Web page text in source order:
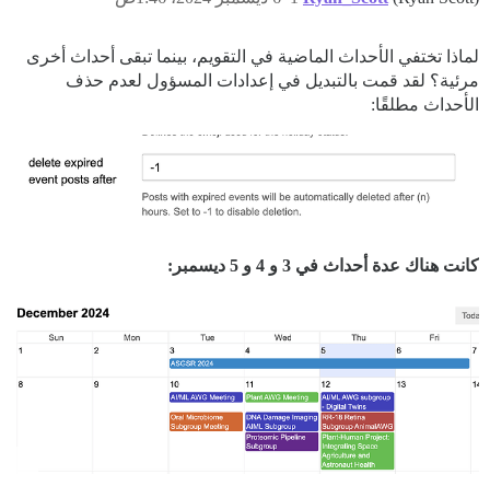
لماذا تختفي الأحداث الماضية في التقويم، بينما تبقى أحداث أخرى
مرئية؟ لقد قمت بالتبديل في إعدادات المسؤول لعدم حذف
الأحداث مطلقًا:
كانت هناك عدة أحداث في 3 و 4 و 5 ديسمبر: